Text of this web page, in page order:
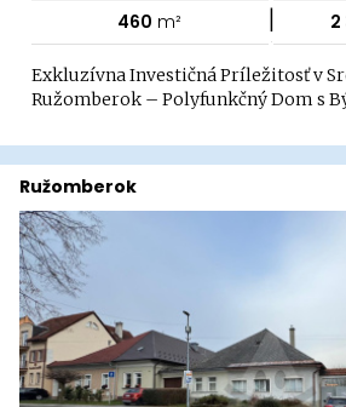
460 m² | 2
Exkluzívna Investičná Príležitosť v
Ružomberok – Polyfunkčný Dom s
Ružomberok